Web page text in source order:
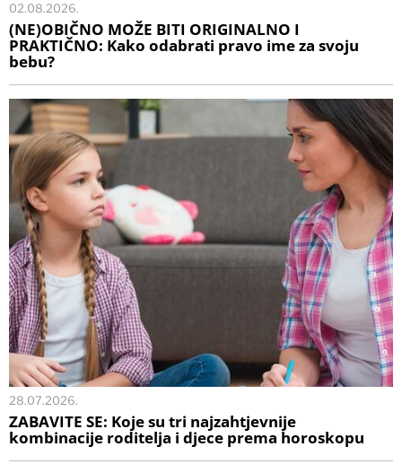
02.08.2026.
(NE)OBIČNO MOŽE BITI ORIGINALNO I
PRAKTIČNO: Kako odabrati pravo ime za svoju
bebu?
28.07.2026.
ZABAVITE SE: Koje su tri najzahtjevnije
kombinacije roditelja i djece prema horoskopu